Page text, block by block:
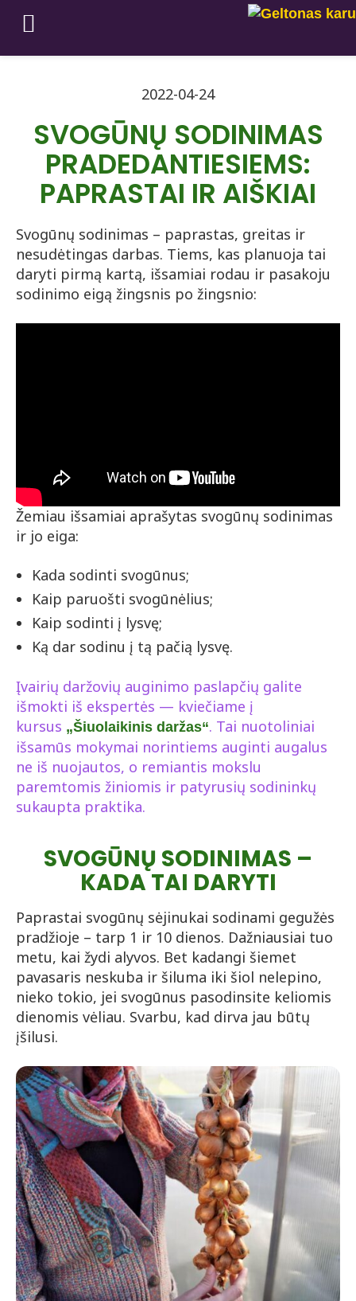
2022-04-24
SVOGŪNŲ SODINIMAS
PRADEDANTIESIEMS:
PAPRASTAI IR AIŠKIAI
Svogūnų sodinimas – paprastas, greitas ir
nesudėtingas darbas. Tiems, kas planuoja tai
daryti pirmą kartą, išsamiai rodau ir pasakoju
sodinimo eigą žingsnis po žingsnio:
Žemiau išsamiai aprašytas svogūnų sodinimas
ir jo eiga:
Kada sodinti svogūnus;
Kaip paruošti svogūnėlius;
Kaip sodinti į lysvę;
Ką dar sodinu į tą pačią lysvę.
Įvairių daržovių auginimo paslapčių galite
išmokti iš ekspertės — kviečiame į
kursus „Šiuolaikinis daržas“. Tai nuotoliniai
išsamūs mokymai norintiems auginti augalus
ne iš nuojautos, o remiantis mokslu
paremtomis žiniomis ir patyrusių sodininkų
sukaupta praktika.
SVOGŪNŲ SODINIMAS –
KADA TAI DARYTI
Paprastai svogūnų sėjinukai sodinami gegužės
pradžioje – tarp 1 ir 10 dienos. Dažniausiai tuo
metu, kai žydi alyvos. Bet kadangi šiemet
pavasaris neskuba ir šiluma iki šiol nelepino,
nieko tokio, jei svogūnus pasodinsite keliomis
dienomis vėliau. Svarbu, kad dirva jau būtų
įšilusi.